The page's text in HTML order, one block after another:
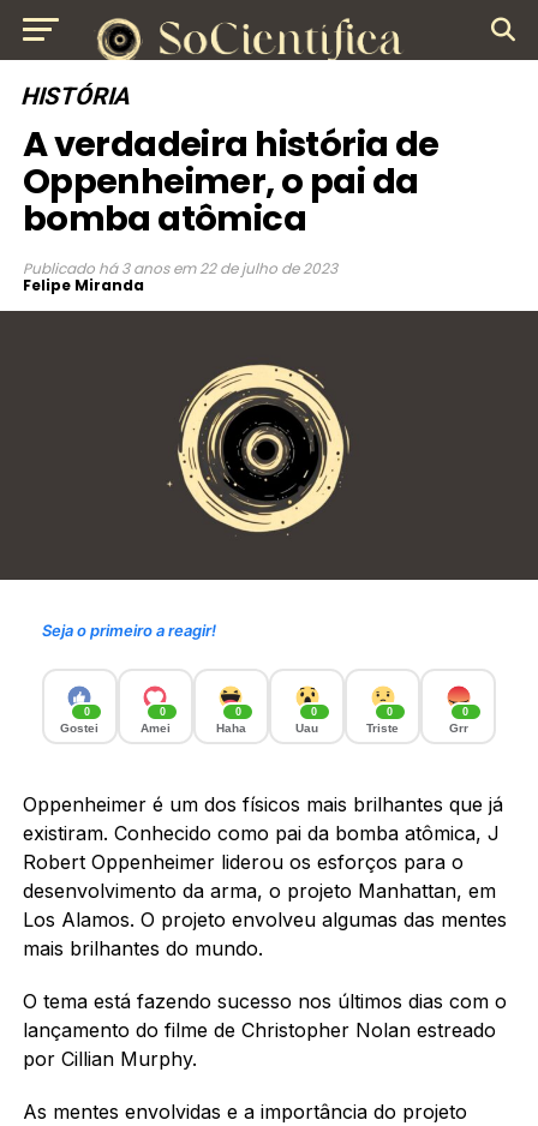
HISTÓRIA
A verdadeira história de
Oppenheimer, o pai da
bomba atômica
Publicado há 3 anos em 22 de julho de 2023
Felipe Miranda
Seja o primeiro a reagir!
0
Gostei
0
Amei
0
Haha
0
Uau
0
Triste
0
Grr
Oppenheimer é um dos físicos mais brilhantes que já
existiram. Conhecido como pai da bomba atômica, J
Robert Oppenheimer liderou os esforços para o
desenvolvimento da arma, o projeto Manhattan, em
Los Alamos. O projeto envolveu algumas das mentes
mais brilhantes do mundo.
O tema está fazendo sucesso nos últimos dias com o
lançamento do filme de Christopher Nolan estreado
por Cillian Murphy.
As mentes envolvidas e a importância do projeto